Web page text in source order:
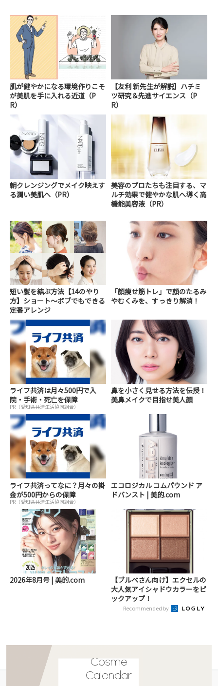
肌が健やかになる環境作りこそ
が美肌を手に入れる近道（P
R）
【友利 新先生が解説】ハチミ
ツ研究＆先進サイエンス（P
R）
朝クレンジングでメイク映えす
る潤い美肌へ（PR）
美容のプロたちも注目する、マ
ルチ効果で健やかな肌へ導く高
機能美容液（PR）
短い髪を結ぶ方法【14のやり
方】ショート～ボブでもできる
定番アレンジ
「顔痩せ筋トレ」で顔のたるみ
やむくみを、すっきり解消！
ライフ共済は月々500円で入
院・手術・死亡を保障
PR（愛知県共済生活協同組合）
鼻を小さく見せる方法を伝授！
美鼻メイクで目指せ美人顔
ライフ共済ってなに？月々の掛
金が500円からの保障
PR（愛知県共済生活協同組合）
エコロジカル コムパウンド ア
ドバンスト | 美的.com
2026年8月号 | 美的.com
【ブルベさん向け】エクセルの
大人気アイシャドウカラーをピ
ックアップ！
Recommended by
Cosme
Calendar